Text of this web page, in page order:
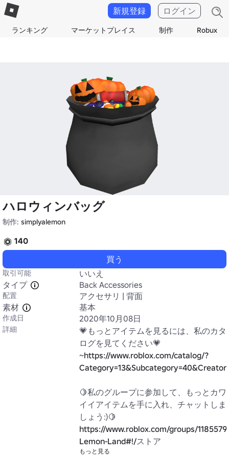
ランキング マーケットプレイス 制作 Robux
新規登録 ログイン
ハロウィンバッグ
制作: simplyalemon
140
買う
取引可能
いいえ
タイプ
Back Accessories
配置
アクセサリ | 背面
素材
基本
作成日 2020年10月08日
詳細
💗もっとアイテムを見るには、私のカタ
ログを見てください💗
~https://www.roblox.com/catalog/?
🍋私のグループに参加して、もっとカワ
イイアイテムを手に入れ、チャットしま
https://www.roblox.com/groups/
Lemon-Land#!/ストア
もっと見る